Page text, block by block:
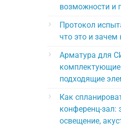
возможности и
Протокол
что это и зачем
Арматура для
подходящие
Как
конференц-зал:
освещение,